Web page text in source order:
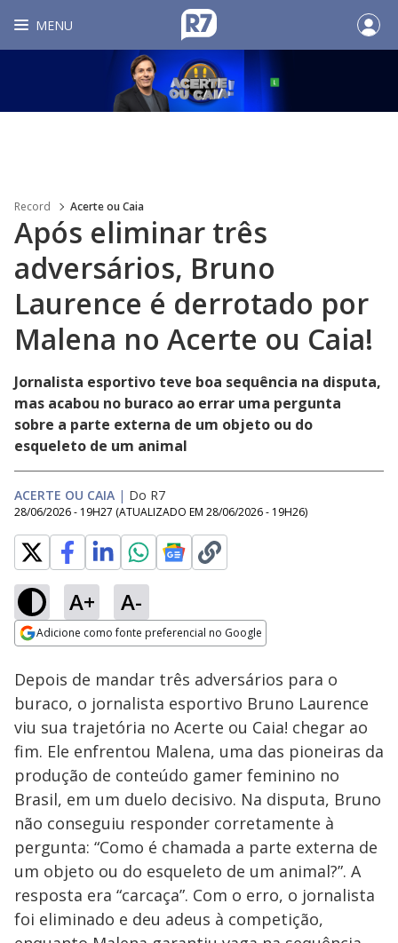
MENU
Record Acerte ou Caia
Após eliminar três
adversários, Bruno
Laurence é derrotado por
Malena no Acerte ou Caia!
Jornalista esportivo teve boa sequência na disputa,
mas acabou no buraco ao errar uma pergunta
sobre a parte externa de um objeto ou do
esqueleto de um animal
ACERTE OU CAIA | Do R7
28/06/2026 - 19H27 (ATUALIZADO EM 28/06/2026 - 19H26)
A+ A-
Adicione como fonte preferencial no Google
que disputarão o
grande prêmio do
Acerte ou Caia! deste
domingo (9)
Ativar
Loaded
13.75%
Depois de mandar três adversários para o
buraco, o jornalista esportivo Bruno Laurence
viu sua trajetória no Acerte ou Caia! chegar ao
fim. Ele enfrentou Malena, uma das pioneiras da
produção de conteúdo gamer feminino no
Brasil, em um duelo decisivo. Na disputa, Bruno
não conseguiu responder corretamente à
pergunta: “Como é chamada a parte externa de
um objeto ou do esqueleto de um animal?”. A
resposta era “carcaça”. Com o erro, o jornalista
foi eliminado e deu adeus à competição,